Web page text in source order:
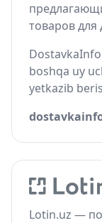
товаров для
boshqa uy
yetkazib
Lotin.uz —